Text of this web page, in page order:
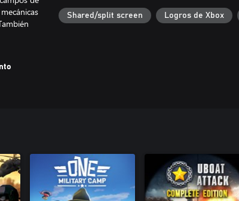
Shared/split screen Logros de Xbox